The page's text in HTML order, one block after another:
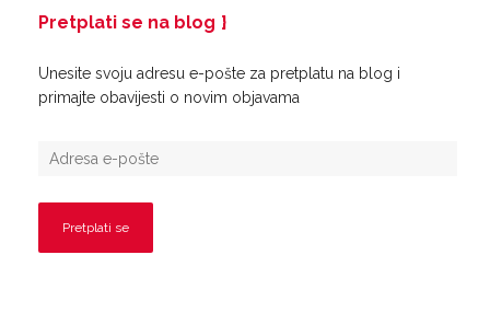
Pretplati se na blog
Unesite svoju adresu e-pošte za pretplatu na blog i
primajte obavijesti o novim objavama